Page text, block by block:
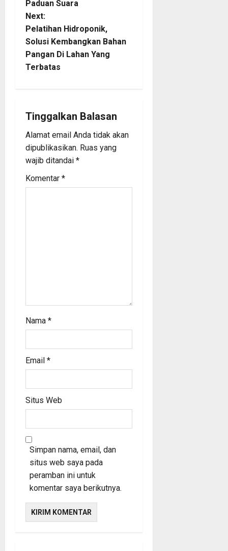
t
n
a
g
a
t
i
Paduan Suara
Next:
Pelatihan Hidroponik,
Solusi Kembangkan Bahan
Pangan Di Lahan Yang
Terbatas
Tinggalkan Balasan
Alamat email Anda tidak akan
dipublikasikan. Ruas yang
wajib ditandai *
Komentar *
Nama *
Email *
Situs Web
Simpan nama, email, dan
situs web saya pada
peramban ini untuk
komentar saya berikutnya.